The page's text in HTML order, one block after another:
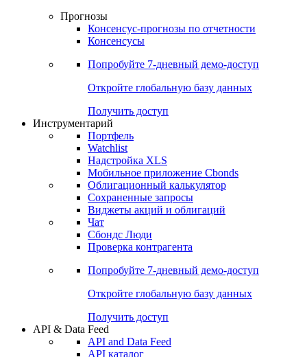
Виджет:
Портфели индексов Cbonds
Прогнозы
Консенсусы
Попробуйте7-дневный
Откройте глобальную базу данных
Получить доступ
Инструментарий
Портфель
Watchlist
Надстройка XLS
Мобильное приложение Cbonds
Облигационный калькулятор
Сохраненные запросы
Чат
Проверка контрагента
Попробуйте7-дневный
Откройте глобальную базу данных